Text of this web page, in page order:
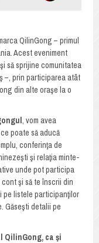
QilinGong – primul
Acest eveniment
să sprijine comunitatea
–, prin participarea atât
din alte oraşe la o
, vom avea
poate să aducă
conferinţa de
şi relaţia minte-
unde pot participa
şi să te înscrii din
pe listele participanţilor
Găseşti detalii pe
QilinGong, ca şi